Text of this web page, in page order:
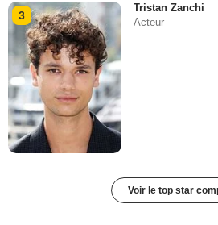
3
Tristan Zanchi
Acteur
Voir le top star